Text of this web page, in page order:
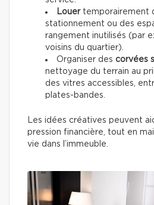
Louertemporairement
stationnement ou des
rangement inutilisés (par
voisins du quartier).
Organiser des corvées
nettoyage du terrain au
des vitres accessibles,
plates-bandes.
Les idées créatives peuvent
pression financière, tout en
vie dans l’immeuble.